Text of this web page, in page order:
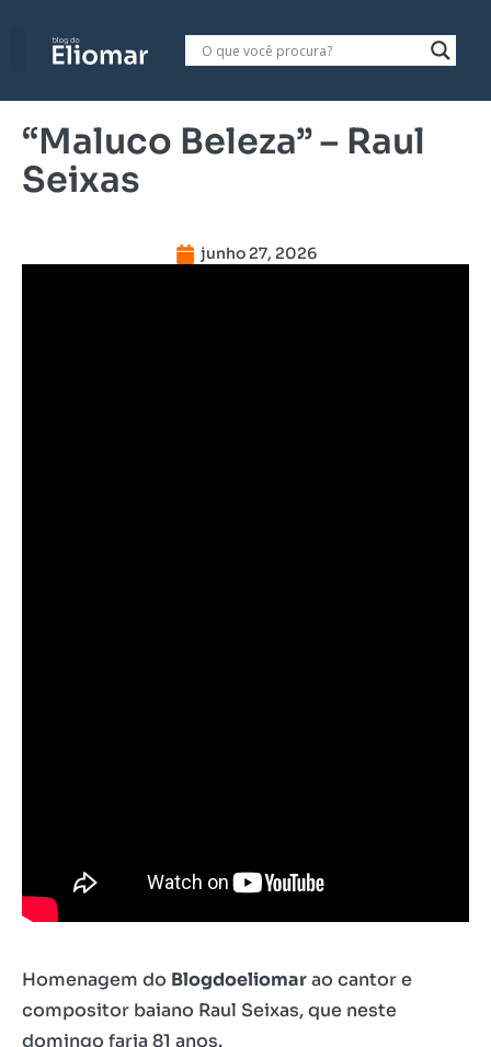
“Maluco Beleza” – Raul
Seixas
junho 27, 2026
Homenagem do Blogdoeliomarao cantor e
compositor baiano Raul Seixas, que neste
domingo faria 81 anos.